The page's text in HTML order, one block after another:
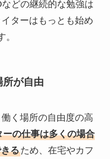
どの継続的な勉強は
ターはもっとも始め
が自由
く場所の自由度の高
の仕事は多くの場合
るため、在宅やカフ